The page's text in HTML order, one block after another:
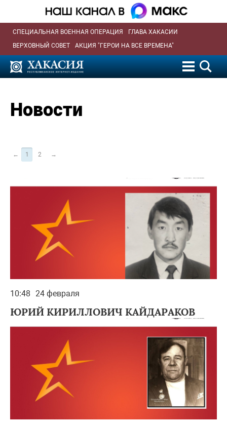
СПЕЦИАЛЬНАЯ ВОЕННАЯ ОПЕРАЦИЯ
ГЛАВА ХАКАСИИ
ВЕРХОВНЫЙ СОВЕТ
АКЦИЯ "ГЕРОИ НА ВСЕ ВРЕМЕНА"
Новости
← 1 2 →
10:48 24 февраля
ЮРИЙ КИРИЛЛОВИЧ КАЙДАРАКОВ